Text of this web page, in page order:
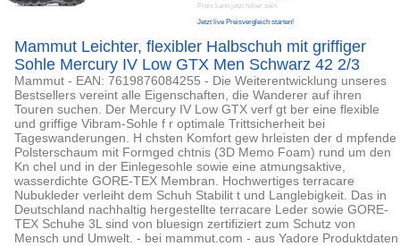
Preis kann jetzt höher sein
Jetzt live Preisvergleich starten!
Mammut Leichter, flexibler Halbschuh mit griffiger
Sohle Mercury IV Low GTX Men Schwarz 42 2/3
Mammut - EAN: 7619876084255 - Die Weiterentwicklung unseres
Bestsellers vereint alle Eigenschaften, die Wanderer auf ihren
Touren suchen. Der Mercury IV Low GTX verf gt ber eine flexible
und griffige Vibram-Sohle f r optimale Trittsicherheit bei
Tageswanderungen. H chsten Komfort gew hrleisten der d mpfende
Polsterschaum mit Formged chtnis (3D Memo Foam) rund um den
Kn chel und in der Einlegesohle sowie eine atmungsaktive,
wasserdichte GORE-TEX Membran. Hochwertiges terracare
Nubukleder verleiht dem Schuh Stabilit t und Langlebigkeit. Das in
Deutschland nachhaltig hergestellte terracare Leder sowie GORE-
TEX Schuhe 3L sind von bluesign zertifiziert zum Schutz von
Mensch und Umwelt. - bei mammut.com - aus Yadore Produktdaten